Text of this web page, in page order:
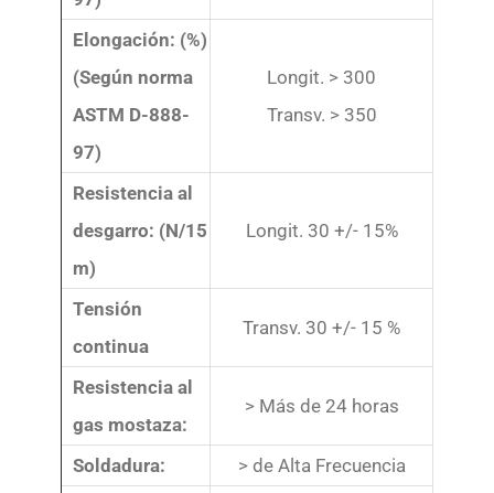
Elongación: (%)
(Según norma
ASTM D-888-
97)
Longit. > 300
Transv. > 350
Resistencia al
desgarro: (N/15
m)
Longit. 30 +/- 15%
Tensión
continua
Transv. 30 +/- 15 %
Resistencia al
gas mostaza:
> Más de 24 horas
Soldadura:
> de Alta Frecuencia